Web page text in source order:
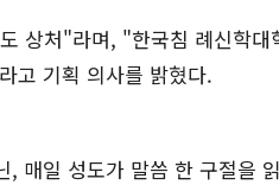
상처"라며, "한국침 례신학대
고 기획 의사를 밝혔다.
매일 성도가 말씀 한 구절을